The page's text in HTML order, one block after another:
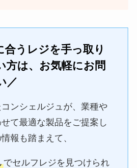
合うレジを手っ取り
方は、お気軽にお問
／
ンシェルジュが、業種や
て最適な製品をご提案し
報も踏まえて、
でセルフレジを見つけられ